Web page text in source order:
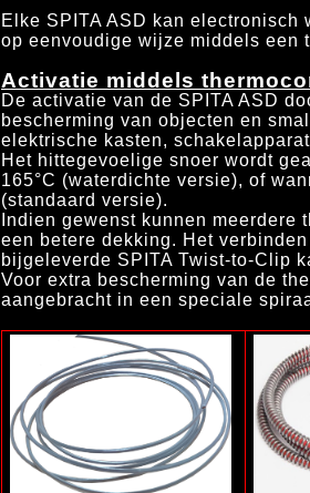
Elke SPITA ASD kan
op eenvoudige wijze middels een
Activatie middels
De activatie van de SPITA ASD
bescherming van objecten en
elektrische kasten,
Het hittegevoelige snoer wordt
165°C (waterdichte versie), of
(standaard versie).
Indien gewenst kunnen meerdere
een betere dekking. Het
bijgeleverde SPITA Twist-to-Clip
Voor extra bescherming van de
aangebracht in een speciale